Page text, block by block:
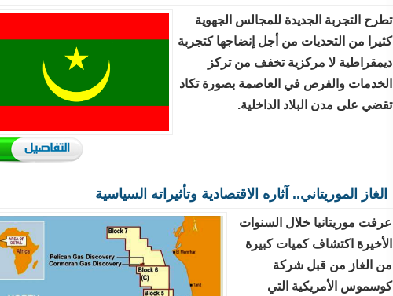
تطرح التجربة الجديدة للمجالس الجهوية
كثيرا من التحديات من أجل إنضاجها كتجربة
ديمقراطية لا مركزية تخفف من تركز
الخدمات والفرص في العاصمة بصورة تكاد
تقضي على مدن البلاد الداخلية.
الغاز الموريتاني.. آثاره الاقتصادية وتأثيراته السياسية
عرفت موريتانيا خلال السنوات
الأخيرة اكتشاف كميات كبيرة
من الغاز من قبل شركة
كوسموس الأمريكية التي